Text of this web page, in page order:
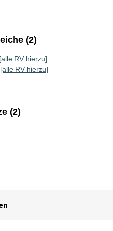
(2)
[alle RV hierzu]
[alle RV hierzu]
(2)